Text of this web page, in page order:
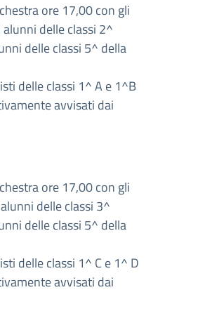
ore 17,00con gli
delle classi 2^
delle classi 5^ della
delle classi 1^ A e 1^B
avvisati dai
ore 17,00con gli
delle classi 3^
delle classi 5^ della
delle classi 1^ C e 1^ D
avvisati dai